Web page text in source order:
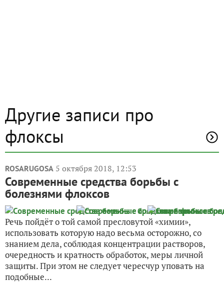
Другие записи про
флоксы
ROSARUGOSA 5 октября 2018, 12:53
Современные средства борьбы с
болезнями флоксов
Речь пойдёт о той самой пресловутой «химии»,
использовать которую надо весьма осторожно, со
знанием дела, соблюдая концентрации растворов,
очередность и кратность обработок, меры личной
защиты. При этом не следует чересчур уповать на
подобные...